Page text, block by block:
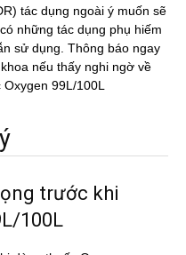
tác dụng ngoài ý muốn sẽ
những tác dụng phụ hiếm
sử dụng. Thông báo ngay
nếu thấy nghi ngờ về
99L/100L
trước khi
100L